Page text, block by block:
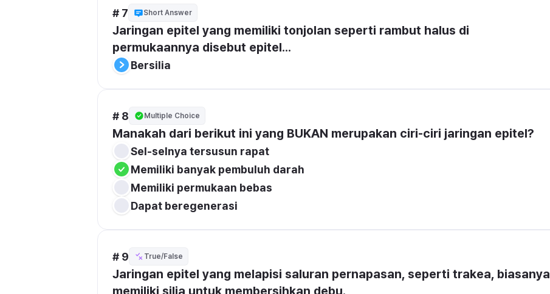
# 7 Short Answer
Jaringan epitel yang memiliki tonjolan seperti rambut halus di
permukaannya disebut epitel...
Bersilia
# 8 Multiple Choice
Manakah dari berikut ini yang BUKAN merupakan ciri-ciri jaringan epitel?
Sel-selnya tersusun rapat
Memiliki banyak pembuluh darah
Memiliki permukaan bebas
Dapat beregenerasi
# 9 True/False
Jaringan epitel yang melapisi saluran pernapasan, seperti trakea, biasanya
memiliki silia untuk membersihkan debu.